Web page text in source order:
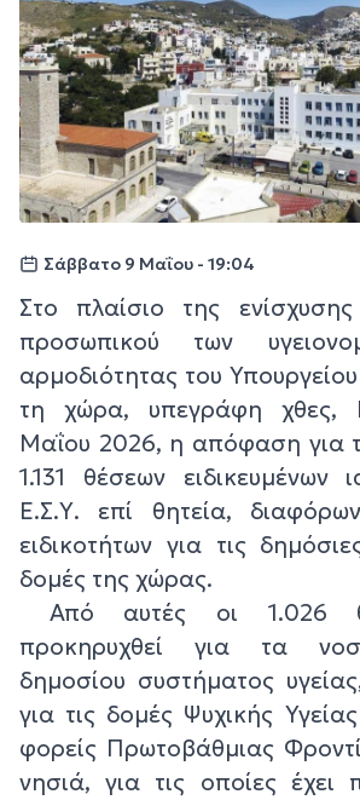
Σάββατο 9 Μαΐου - 19:04
Στο πλαίσιο της
προσωπικού των
αρμοδιότητας του
τη χώρα, υπεγράφη χθες,
Μαΐου 2026, η απόφαση για
1.131 θέσεων ειδικευμένων
Ε.Σ.Υ. επί θητεία,
ειδικοτήτων για τις
δομές της χώρας.
Από αυτές οι 1.026
προκηρυχθεί για τα
δημοσίου συστήματος
για τις δομές Ψυχικής
φορείς Πρωτοβάθμιας
νησιά, για τις οποίες έχει